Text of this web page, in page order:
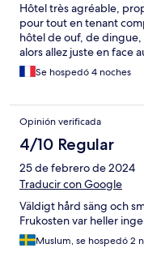
Hôtel très agréable,
pour tout en tenant
hôtel de ouf, de
alors allez juste en face
Se hospedó 4 noches
Opinión verificada
4/10 Regular
25 de febrero de 2024
Traducir con Google
Väldigt hård säng och
Frukosten var heller
Muslum, se hospedó 2